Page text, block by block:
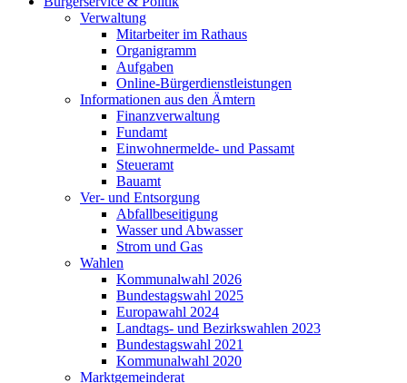
Verwaltung
Mitarbeiter im Rathaus
Organigramm
Aufgaben
Online-Bürgerdienstleistungen
Informationen aus den Ämtern
Finanzverwaltung
Fundamt
Einwohnermelde- und Passamt
Steueramt
Bauamt
Ver- und Entsorgung
Abfallbeseitigung
Wasser und Abwasser
Strom und Gas
Wahlen
Kommunalwahl 2026
Bundestagswahl 2025
Europawahl 2024
Landtags- und Bezirkswahlen 2023
Bundestagswahl 2021
Kommunalwahl 2020
Marktgemeinderat